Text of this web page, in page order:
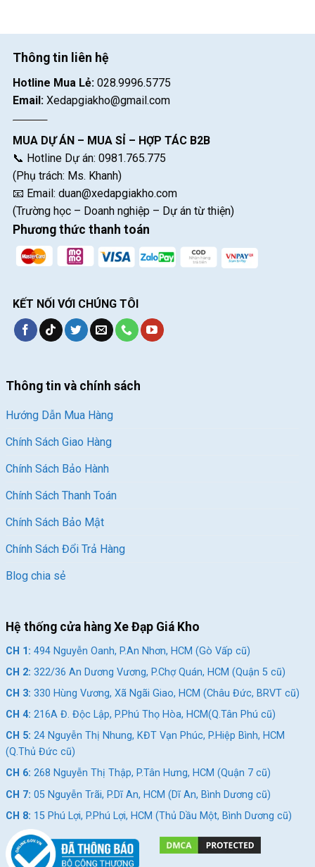
Thông tin liên hệ
Hotline Mua Lẻ: 028.9996.5775
Email: Xedapgiakho@gmail.com
MUA DỰ ÁN – MUA SỈ – HỢP TÁC B2B
📞 Hotline Dự án: 0981.765.775
(Phụ trách: Ms. Khanh)
📧 Email: duan@xedapgiakho.com
(Trường học – Doanh nghiệp – Dự án từ thiện)
Phương thức thanh toán
KẾT NỐI VỚI CHÚNG TÔI
Thông tin và chính sách
Hướng Dẫn Mua Hàng
Chính Sách Giao Hàng
Chính Sách Bảo Hành
Chính Sách Thanh Toán
Chính Sách Bảo Mật
Chính Sách Đổi Trả Hàng
Blog chia sẻ
Hệ thống cửa hàng Xe Đạp Giá Kho
CH 1: 494 Nguyễn Oanh, P.An Nhơn, HCM (Gò Vấp cũ)
CH 2: 322/36 An Dương Vương, P.Chợ Quán, HCM (Quận 5 cũ)
CH 3: 330 Hùng Vương, Xã Ngãi Giao, HCM (Châu Đức, BRVT cũ)
CH 4: 216A Đ. Độc Lập, P.Phú Thọ Hòa, HCM(Q.Tân Phú cũ)
CH 5: 24 Nguyễn Thị Nhung, KĐT Vạn Phúc, P.Hiệp Bình, HCM
(Q.Thủ Đức cũ)
CH 6: 268 Nguyễn Thị Thập, P.Tân Hưng, HCM (Quận 7 cũ)
CH 7: 05 Nguyễn Trãi, P.Dĩ An, HCM (Dĩ An, Bình Dương cũ)
CH 8: 15 Phú Lợi, P.Phú Lợi, HCM (Thủ Dầu Một, Bình Dương cũ)